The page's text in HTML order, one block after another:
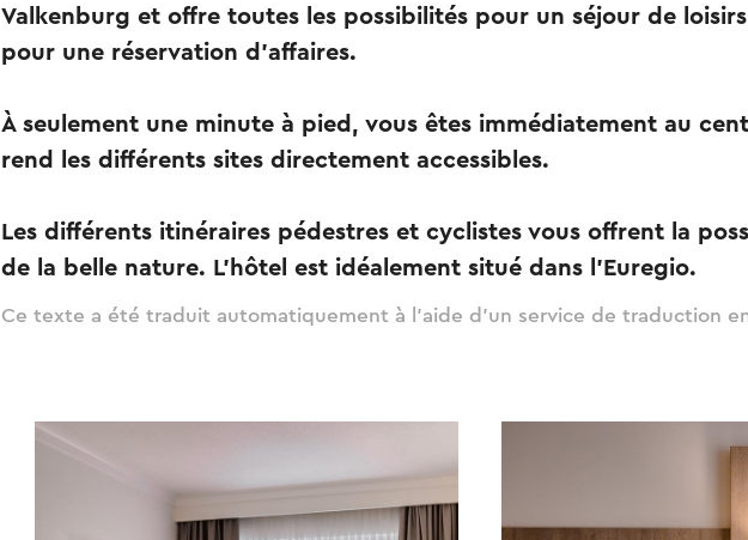
Valkenburg et offre toutes les possibilités pour un séjour de
pour une réservation d'affaires.
À seulement une minute à pied, vous êtes immédiatement au
rend les différents sites directement accessibles.
Les différents itinéraires pédestres et cyclistes vous offrent la
de la belle nature. L'hôtel est idéalement situé dans l'Euregio.
Ce texte a été traduit automatiquement à l'aide d'un service de traduction